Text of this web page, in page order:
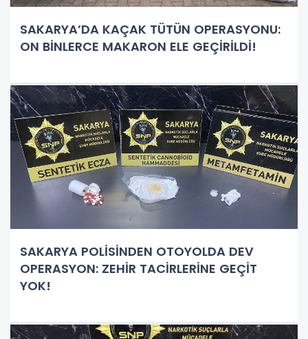
SAKARYA’DA KAÇAK TÜTÜN OPERASYONU:
ON BİNLERCE MAKARON ELE GEÇİRİLDİ!
SAKARYA POLİSİNDEN OTOYOLDA DEV
OPERASYON: ZEHİR TACİRLERİNE GEÇİT
YOK!